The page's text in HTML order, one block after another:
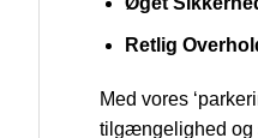
Retlig
Med vores
tilgængelighed og